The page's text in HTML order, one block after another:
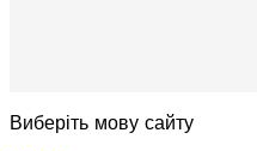
Виберіть мову сайту